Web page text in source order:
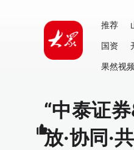
推荐
国资
果然视
“中泰证
放·协同·